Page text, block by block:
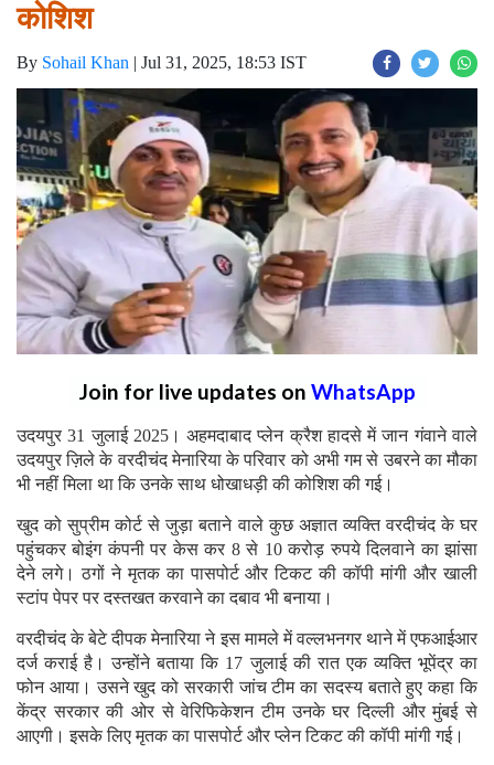
कोशिश
By Sohail Khan | Jul 31, 2025, 18:53 IST
Join for live updates on WhatsApp
उदयपुर 31 जुलाई 2025। अहमदाबाद प्लेन क्रैश हादसे में जान गंवाने वाले
उदयपुर ज़िले के वरदीचंद मेनारिया के परिवार को अभी गम से उबरने का मौका
भी नहीं मिला था कि उनके साथ धोखाधड़ी की कोशिश की गई।
खुद को सुप्रीम कोर्ट से जुड़ा बताने वाले कुछ अज्ञात व्यक्ति वरदीचंद के घर
पहुंचकर बोइंग कंपनी पर केस कर 8 से 10 करोड़ रुपये दिलवाने का झांसा
देने लगे। ठगों ने मृतक का पासपोर्ट और टिकट की कॉपी मांगी और खाली
स्टांप पेपर पर दस्तखत करवाने का दबाव भी बनाया।
वरदीचंद के बेटे दीपक मेनारिया ने इस मामले में वल्लभनगर थाने में एफआईआर
दर्ज कराई है। उन्होंने बताया कि 17 जुलाई की रात एक व्यक्ति भूपेंद्र का
फोन आया। उसने खुद को सरकारी जांच टीम का सदस्य बताते हुए कहा कि
केंद्र सरकार की ओर से वेरिफिकेशन टीम उनके घर दिल्ली और मुंबई से
आएगी। इसके लिए मृतक का पासपोर्ट और प्लेन टिकट की कॉपी मांगी गई।